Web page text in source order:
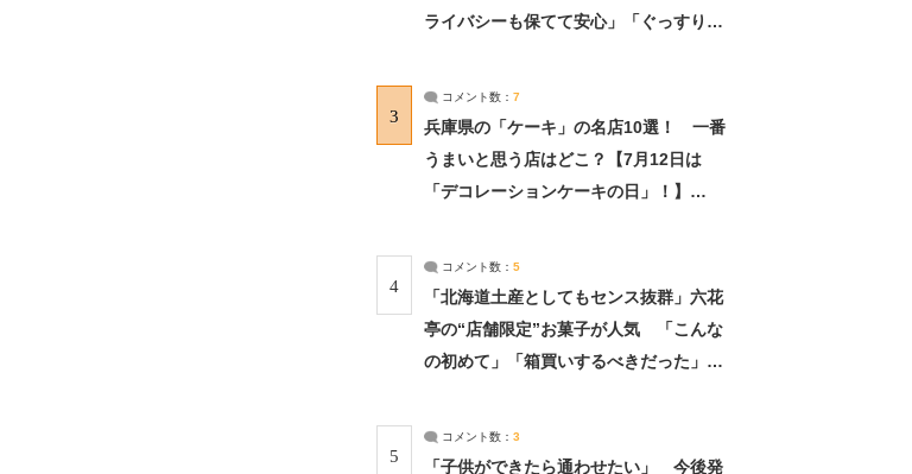
ライバシーも保てて安心」「ぐっすり眠
3
コメント数： 7
兵庫県の「ケーキ」の名店10選！ 一番
うまいと思う店はどこ？【7月12日は
「デコレーションケーキの日」！】
4
コメント数： 5
「北海道土産としてもセンス抜群」六花
亭の“店舗限定”お菓子が人気 「こんな
の初めて」「箱買いするべきだった」
5
コメント数： 3
「子供ができたら通わせたい」 今後発